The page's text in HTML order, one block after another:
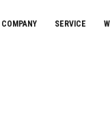
COMPANY SERVICE